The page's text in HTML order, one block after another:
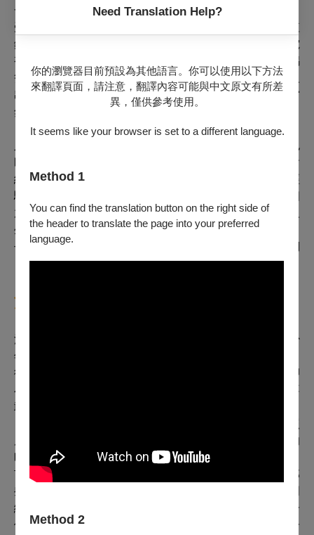
Need Translation Help?
你的瀏覽器目前預設為其他語言。你可以使用以下方法
來翻譯頁面，請注意，翻譯內容可能與中文原文有所差
異，僅供參考使用。
It seems like your browser is set to a different language.
Method 1
You can find the translation button on the right side of
the header to translate the page into your preferred
language.
Method 2
一朵毫無破綻的奶油花。在那個自成一格的生活場域裡，
受刑人想像力無限延展，流通貨幣除了每天10支菸，最值
錢的當屬「電池」。電池除了可以拿來聽收音機、看小電
視、當象棋賭注籌碼，甚或搭配香菸盒內層搓成細絲的錫
箔紙，宛如虎膽妙算特務，立馬變成點菸器，以至於有人
出獄了，還欠下一屁股電池，得按月寄回監獄還債。當
然，金頂電池身價比一般電池更高。
人生道路的岔題，在這些另類受訪者嘴裡成了一則則黑色
幽默。「我和老師約好不去上課但要乖乖的，這樣他就會
給我畢業證書當感謝狀」、「第一次進監獄被關，沒經
驗，好緊張，好像在開查某轉大人」、「我們以前讀那個
放牛班，我一進去發現全班都在，每天開同學會」……人
生路途兜兜轉轉，逆風少年無人管、少人愛，早早得自己
去探尋生路，風行途中有時就會倒楣中箭墜毀，套句他們
自己的話說，這是提早吃人生的苦，比苦茶還苦的那種。
浪子回頭，就在那一瞬間
浪子回頭的人生片刻，只發生在一瞬間。飆車撞死人的少
年，被關押至外海綠島監獄，母親每月探監，天亮起身，
從桃園早早搭火車千山萬水去到台東，然後搭船抵達關押
小島。海外監獄的會客時間寬容，然而內心想念媽媽也不
敢明說的少年，緊繃著一張臉，惡聲惡氣對著母親說：
原路線，繼續浩浩蕩蕩踏上歸途，等待下一次探訪兒子的
時刻到來。幾年後，飆車少年獲釋時已是二十餘歲青年，
甫出獄，朋友一通電話打來就要繼續馳騁在路上，追上那
些被錯放的青春時光。他抹好浪子膏，才剛要出門，從門
縫裡望見母親和繼父對坐客廳，手裡不停，做著幾塊錢一
個家庭代工。明晃晃的日光燈下，他見母親脂粉未擦，一